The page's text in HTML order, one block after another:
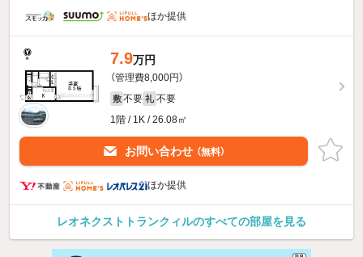
ほか提供
7.9万円
（管理費8,000円）
敷 不要 礼 不要
1階 / 1K / 26.08㎡
お問い合わせ （無料）
ほか提供
レオネクストトランクィルのすべての部屋を見る